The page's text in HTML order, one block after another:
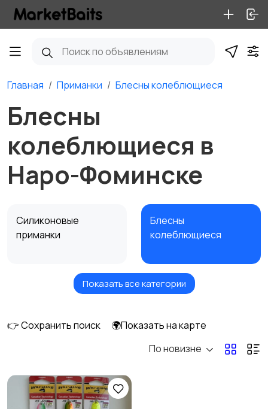
Главная Приманки Блесны колеблющиеся
Блесны
колеблющиеся в
Наро-Фоминске
Силиконовые
приманки
Блесны
колеблющиеся
Блесны
Показать все категории
👉 Сохранить поиск
🌍Показать на карте
По новизне